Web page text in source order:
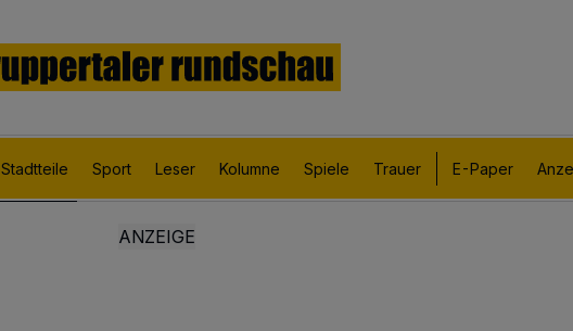
Stadtteile Sport Leser Kolumne Spiele Trauer E-Paper